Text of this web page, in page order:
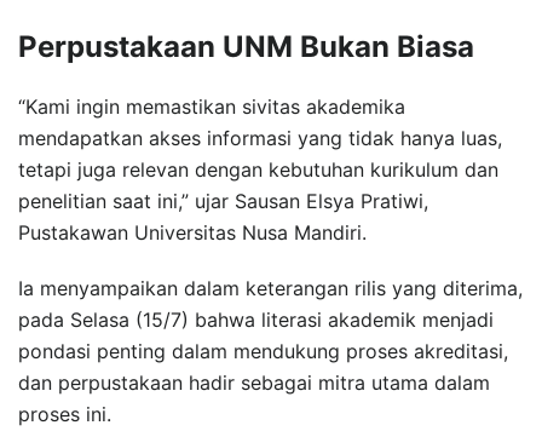
Perpustakaan UNM Bukan Biasa
“Kami ingin memastikan sivitas akademika
mendapatkan akses informasi yang tidak hanya luas,
tetapi juga relevan dengan kebutuhan kurikulum dan
penelitian saat ini,” ujar Sausan Elsya Pratiwi,
Pustakawan Universitas Nusa Mandiri.
Ia menyampaikan dalam keterangan rilis yang diterima,
pada Selasa (15/7) bahwa literasi akademik menjadi
pondasi penting dalam mendukung proses akreditasi,
dan perpustakaan hadir sebagai mitra utama dalam
proses ini.